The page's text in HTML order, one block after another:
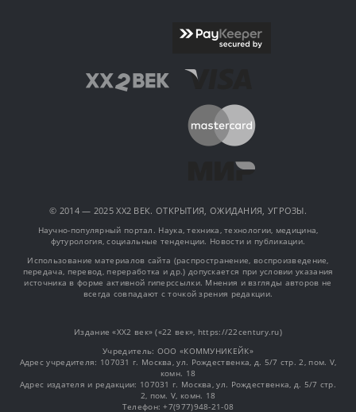
© 2014 — 2025 XX2 ВЕК. ОТКРЫТИЯ, ОЖИДАНИЯ, УГРОЗЫ.
Научно-популярный портал. Наука, техника, технологии, медицина,
футурология, социальные тенденции. Новости и публикации.
Использование материалов сайта (распространение, воспроизведение,
передача, перевод, переработка и др.) допускается при условии указания
источника в форме активной гиперссылки. Мнения и взгляды авторов не
всегда совпадают с точкой зрения редакции.
Издание «XX2 век» («22 век», https://22century.ru)
Учредитель: OOO «КОММУНИКЕЙК»
Адрес учредителя: 107031 г. Москва, ул. Рождественка, д. 5/7 стр. 2, пом. V,
комн. 18
Адрес издателя и редакции: 107031 г. Москва, ул. Рождественка, д. 5/7 стр.
2, пом. V, комн. 18
Телефон: +7(977)948-21-08